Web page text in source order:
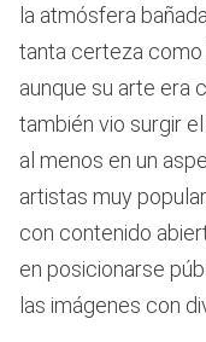
la atmósfera
tanta certeza como
aunque su arte era
también vio surgir
al menos en un
artistas muy
con contenido
en posicionarse
las imágenes con